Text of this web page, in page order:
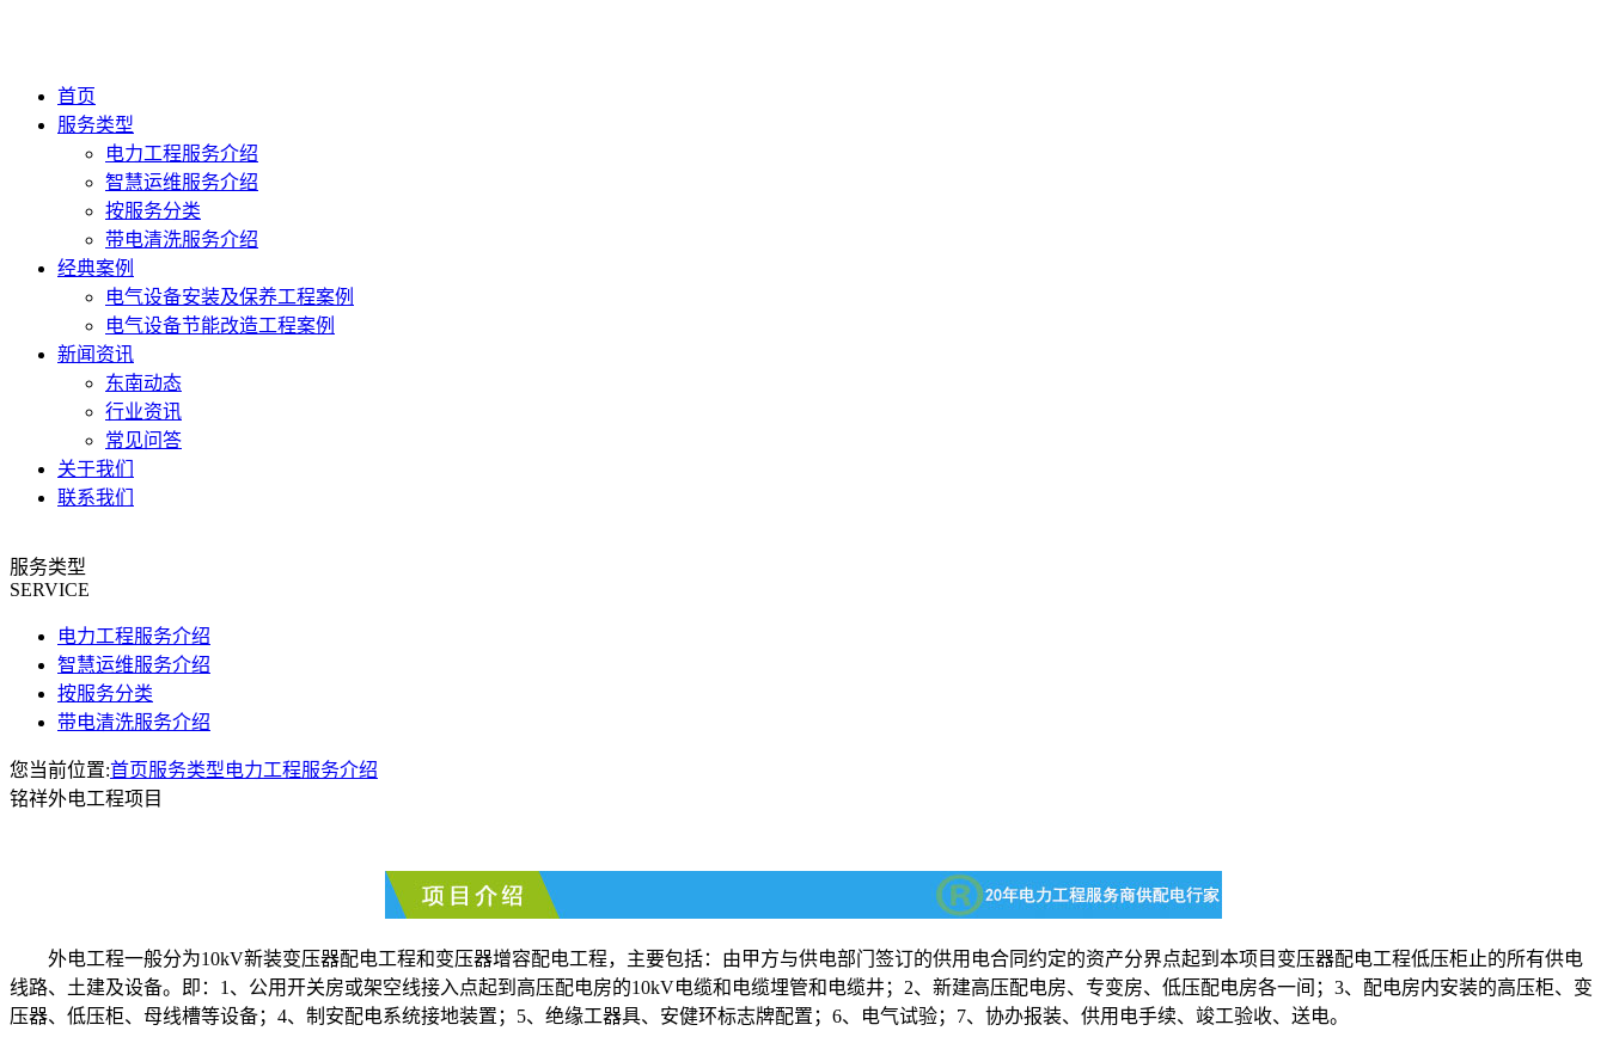
首页
服务类型
电力工程服务介绍
智慧运维服务介绍
按服务分类
带电清洗服务介绍
经典案例
电气设备安装及保养工程案例
电气设备节能改造工程案例
新闻资讯
东南动态
行业资讯
常见问答
关于我们
联系我们
服务类型
SERVICE
电力工程服务介绍
智慧运维服务介绍
按服务分类
带电清洗服务介绍
您当前位置:首页服务类型电力工程服务介绍
铭祥外电工程项目
外电工程一般分为10kV新装变压器配电工程和变压器增容配电工程，主要包括：由甲方与供电部门签订的供用电合同约定的资产分界点起到本项目变压器配电工程低压柜止的所有供电
线路、土建及设备。即：1、公用开关房或架空线接入点起到高压配电房的10kV电缆和 电缆埋管和电缆井；2、新建高压配电房、专变房、低压配电房各一间；3、配电房内安装的高压柜、变
压器、低压柜、母线槽等设备；4、制安配电系统接地装置；5、绝缘工器具、安健环标志牌配置；6、电气试验；7、协办报装、供用电手续、竣工验收、送电。